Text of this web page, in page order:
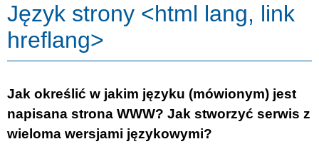
Język strony <html lang, link
hreflang>
Jak określić w jakim języku (mówionym) jest
napisana strona WWW? Jak stworzyć serwis z
wieloma wersjami językowymi?